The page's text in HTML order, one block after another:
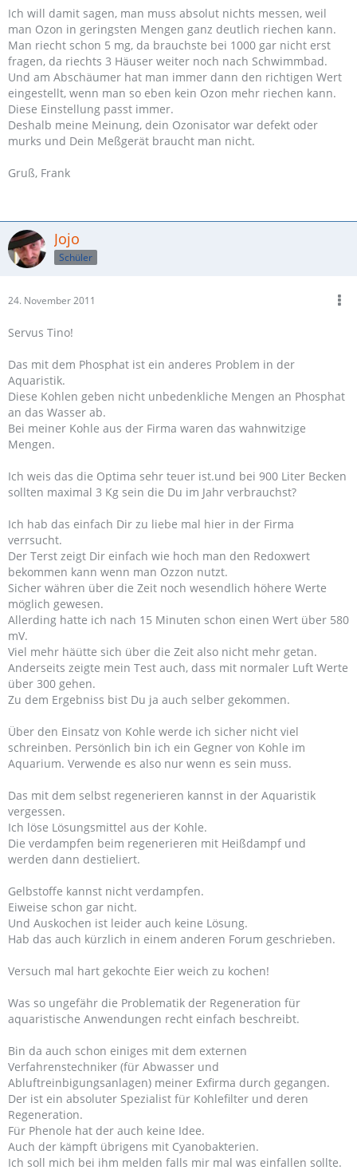
Ich will damit sagen, man muss absolut nichts messen, weil
man Ozon in geringsten Mengen ganz deutlich riechen kann.
Man riecht schon 5 mg, da brauchste bei 1000 gar nicht erst
fragen, da riechts 3 Häuser weiter noch nach Schwimmbad.
Und am Abschäumer hat man immer dann den richtigen Wert
eingestellt, wenn man so eben kein Ozon mehr riechen kann.
Diese Einstellung passt immer.
Deshalb meine Meinung, dein Ozonisator war defekt oder
murks und Dein Meßgerät braucht man nicht.
Gruß, Frank
Jojo
Schüler
24. November 2011
Servus Tino!
Das mit dem Phosphat ist ein anderes Problem in der
Aquaristik.
Diese Kohlen geben nicht unbedenkliche Mengen an Phosphat
an das Wasser ab.
Bei meiner Kohle aus der Firma waren das wahnwitzige
Mengen.
Ich weis das die Optima sehr teuer ist.und bei 900 Liter Becken
sollten maximal 3 Kg sein die Du im Jahr verbrauchst?
Ich hab das einfach Dir zu liebe mal hier in der Firma
verrsucht.
Der Terst zeigt Dir einfach wie hoch man den Redoxwert
bekommen kann wenn man Ozzon nutzt.
Sicher währen über die Zeit noch wesendlich höhere Werte
möglich gewesen.
Allerding hatte ich nach 15 Minuten schon einen Wert über 580
mV.
Viel mehr häütte sich über die Zeit also nicht mehr getan.
Anderseits zeigte mein Test auch, dass mit normaler Luft Werte
über 300 gehen.
Zu dem Ergebniss bist Du ja auch selber gekommen.
Über den Einsatz von Kohle werde ich sicher nicht viel
schreinben. Persönlich bin ich ein Gegner von Kohle im
Aquarium. Verwende es also nur wenn es sein muss.
Das mit dem selbst regenerieren kannst in der Aquaristik
vergessen.
Ich löse Lösungsmittel aus der Kohle.
Die verdampfen beim regenerieren mit Heißdampf und
werden dann destieliert.
Gelbstoffe kannst nicht verdampfen.
Eiweise schon gar nicht.
Und Auskochen ist leider auch keine Lösung.
Hab das auch kürzlich in einem anderen Forum geschrieben.
Versuch mal hart gekochte Eier weich zu kochen!
Was so ungefähr die Problematik der Regeneration für
aquaristische Anwendungen recht einfach beschreibt.
Bin da auch schon einiges mit dem externen
Verfahrenstechniker (für Abwasser und
Abluftreinbigungsanlagen) meiner Exfirma durch gegangen.
Der ist ein absoluter Spezialist für Kohlefilter und deren
Regeneration.
Für Phenole hat der auch keine Idee.
Auch der kämpft übrigens mit Cyanobakterien.
Ich soll mich bei ihm melden falls mir mal was einfallen sollte.